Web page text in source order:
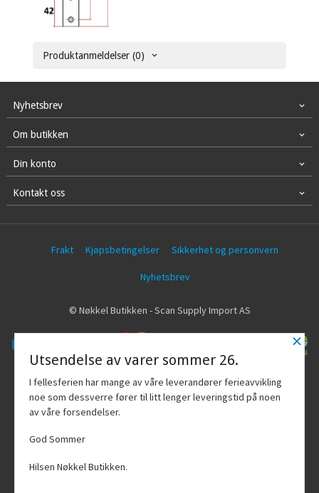
Produktanmeldelser (0)
Nyhetsbrev
Om butikken
Din konto
Kontakt oss
Frakt Kjøpsbetingelser Sikkerhet og personvern
Nyhetsbrev
© Nøkkel Butikken - Scan Supply Import AS
Vår nettbutikk bruker cookies slik at du
får en bedre kjøpsopplevelse og vi kan
yte deg bedre service. Vi bruker cookies
hovedsaklig til å lagre
×
Utsendelse av varer sommer 26.
I fellesferien har mange av våre leverandører ferieavvikling
noe som dessverre fører til litt lenger leveringstid på noen
av våre forsendelser.
God Sommer
Hilsen Nøkkel Butikken.